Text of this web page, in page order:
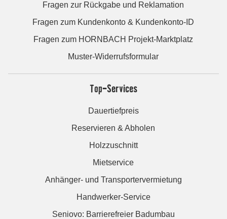
Fragen zur Rückgabe und Reklamation
Fragen zum Kundenkonto & Kundenkonto-ID
Fragen zum HORNBACH Projekt-Marktplatz
Muster-Widerrufsformular
Top-Services
Dauertiefpreis
Reservieren & Abholen
Holzzuschnitt
Mietservice
Anhänger- und Transportervermietung
Handwerker-Service
Seniovo: Barrierefreier Badumbau